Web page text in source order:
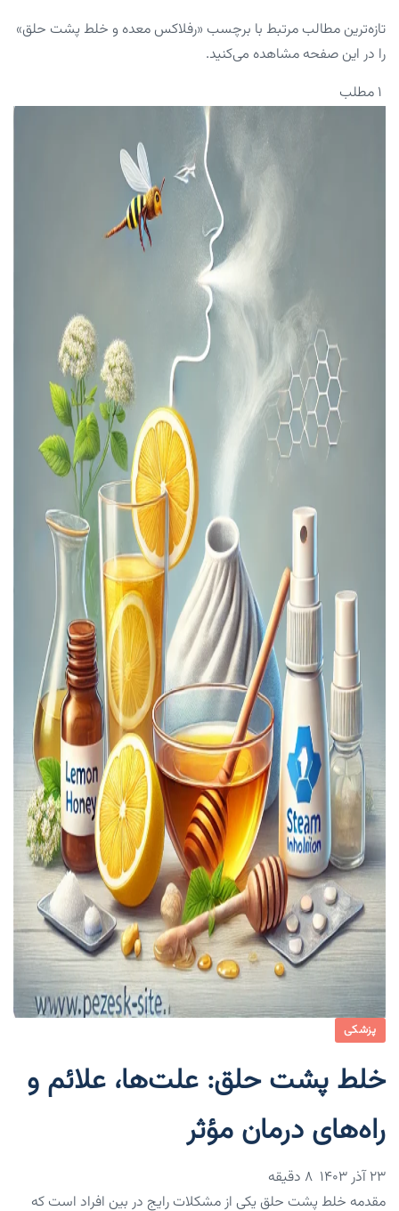
تازه‌ترین مطالب مرتبط با برچسب «رفلاکس معده و خلط پشت حلق»
را در این صفحه مشاهده می‌کنید.
۱ مطلب
پزشکی
خلط پشت حلق: علت‌ها، علائم و
راه‌های درمان مؤثر
۲۳ آذر ۱۴۰۳
مقدمه خلط پشت حلق یکی از مشکلات رایج در بین افراد است که